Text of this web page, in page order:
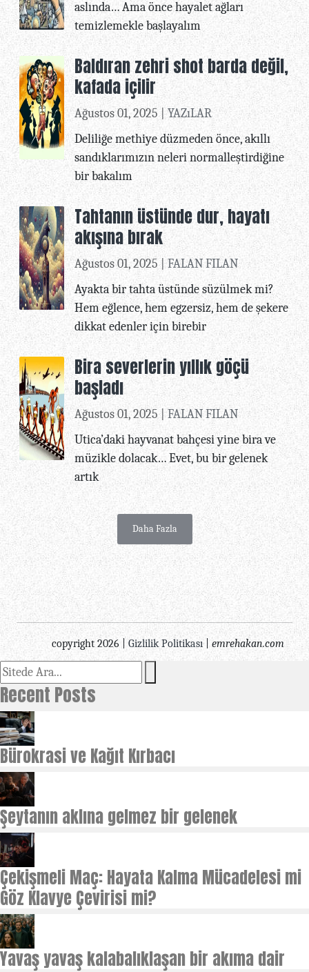
aslında… Ama önce hayalet ağları
temizlemekle başlayalım
Baldıran zehri shot barda değil,
kafada içilir
Ağustos 01, 2025 |YAZıLAR
Deliliğe methiye düzmeden önce, akıllı
sandıklarımızın neleri normalleştirdiğine
bir bakalım
Tahtanın üstünde dur, hayatı
akışına bırak
Ağustos 01, 2025 |FALAN FILAN
Ayakta bir tahta üstünde süzülmek mi?
Hem eğlence, hem egzersiz, hem de şekere
dikkat edenler için birebir
Bira severlerin yıllık göçü
başladı
Ağustos 01, 2025 |FALAN FILAN
Utica’daki hayvanat bahçesi yine bira ve
müzikle dolacak… Evet, bu bir gelenek
artık
Daha Fazla
copyright 2026 | Gizlilik Politikası|emrehakan.com
Recent Posts
Bürokrasi ve Kağıt Kırbacı
Şeytanın aklına gelmez bir gelenek
Çekişmeli Maç: Hayata Kalma Mücadelesi mi
Göz Klavye Çevirisi mi?
Yavaş yavaş kalabalıklaşan bir akıma dair